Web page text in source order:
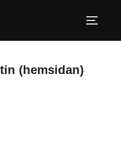
(hemsidan)